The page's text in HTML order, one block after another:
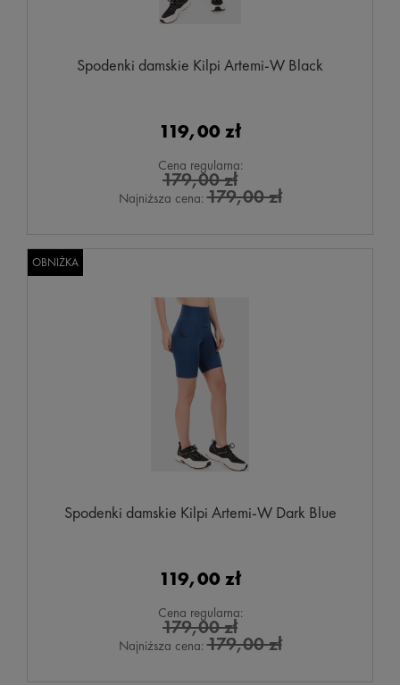
Spodenki damskie Kilpi Artemi-W Black
119,00 zł
Cena regularna:
179,00 zł
Najniższa cena:179,00 zł
Spodenki damskie Kilpi Artemi-W Dark Blue
119,00 zł
Cena regularna:
179,00 zł
Najniższa cena:179,00 zł
OBNIŻKA